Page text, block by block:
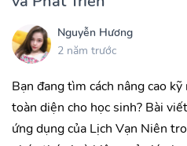
Nguyễn Hương
2 năm trước
Bạn đang tìm cách nâng cao
toàn diện cho học sinh? Bài
ứng dụng của Lịch Vạn Niên